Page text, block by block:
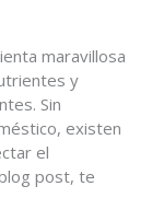
maravillosa
y
Sin
existen
el
post, te